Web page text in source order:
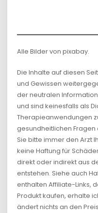
Alle Bilder von pixabay.
Die Inhalte auf diesen
und Gewissen
der neutralen
und sind keinesfalls als
Therapieanwendungen
gesundheitlichen
Sie bitte immer den Arzt
keine Haftung für
direkt oder indirekt aus
entstehen. Siehe auch
enthalten Affiliate-Links,
Produkt kaufen, erhalte
ändert nichts an den